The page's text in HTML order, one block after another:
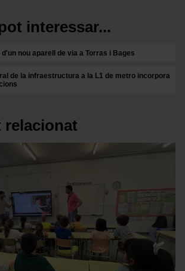
interessar...
nou aparell de via a Torras i Bages
de la infraestructura a la L1 de metro incorpora